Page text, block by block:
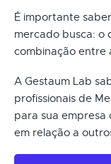
É importante
mercado busca: o
combinação entre
A Gestaum Lab
profissionais de
para sua
em relação a